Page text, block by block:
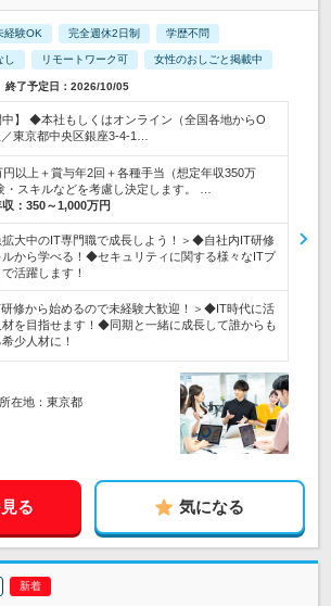
経験OK 完全週休2日制 学歴不問
リモートワーク可 女性のおしごと掲載中
了予定日：2026/10/05
中】 ◆本社もしくはオンライン（全国各地からO
東京都中央区銀座3-4-1…
以上＋賞与年2回＋各種手当（想定年収350万
スキルなどを考慮し決定します。 …
： 350～1,000万円
拡大中のIT専門職で成長しよう！＞◆自社内IT研修
ルから学べる！◆セキュリティに関する様々なITプ
活躍します！
研修から始めるので未経験大歓迎！＞◆IT時代に活
を目指せます！◆同期と一緒に成長して誰からも
少人材に！
在地：東京都
る 気になる